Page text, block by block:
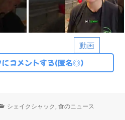
動画
にコメントする(匿名◎)
カ
シェイクシャック,食のニュース